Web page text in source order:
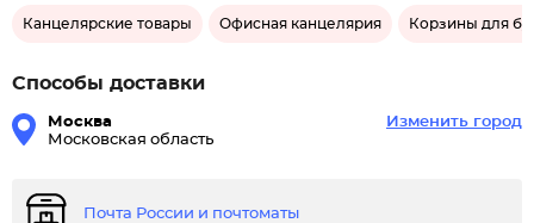
Канцелярские товары Офисная канцелярия Корзины для
Способы доставки
Москва
Московская область
Изменить город
Почта России и почтоматы